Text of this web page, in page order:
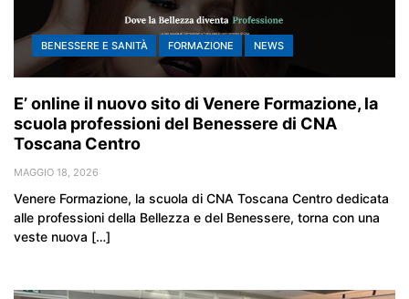
BENESSERE E SANITÀ FORMAZIONE NEWS
E’ online il nuovo sito di Venere Formazione, la
scuola professioni del Benessere di CNA
Toscana Centro
MAGGIO 18, 2026
Venere Formazione, la scuola di CNA Toscana Centro dedicata
alle professioni della Bellezza e del Benessere, torna con una
veste nuova […]